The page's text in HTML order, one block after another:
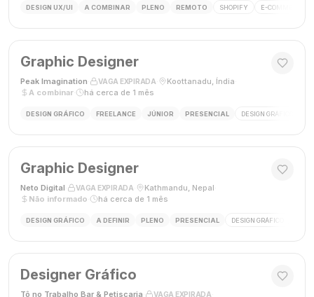
DESIGN UX/UI A COMBINAR PLENO REMOTO SHOPIFY E-COMMERCE
Graphic Designer
Peak Imagination VAGA EXPIRADA Koottanadu, Índia
A combinar
há cerca de 1 mês
DESIGN GRÁFICO FREELANCE JÚNIOR PRESENCIAL DESIGN GRÁFICO
Graphic Designer
Neto Digital VAGA EXPIRADA Kathmandu, Nepal
Não informado
há cerca de 1 mês
DESIGN GRÁFICO A DEFINIR PLENO PRESENCIAL DESIGN GRÁFICO
Designer Gráfico
Tô no Trabalho Bar & Petiscaria VAGA EXPIRADA